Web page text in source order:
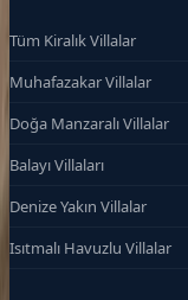
Tüm Kiralık Villalar
Muhafazakar Villalar
Doğa Manzaralı Villalar
Balayı Villaları
Denize Yakın Villalar
Isıtmalı Havuzlu Villalar